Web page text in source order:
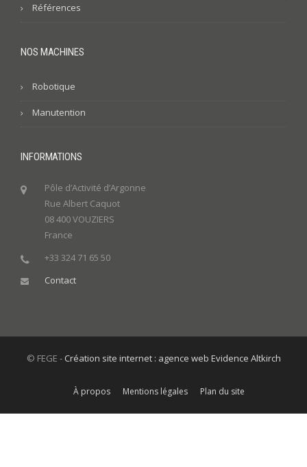
Références
NOS MACHINES
Robotique
Manutention
INFORMATIONS
Pôle d’Activité d’Argonne
Rue Albert Caquot
08 400 VOUZIERS
France
+33 324 71 65 50
Contact
© FEGE - Création site internet : agence web Evidence Altkirch
À propos Mentions légales Plan du site